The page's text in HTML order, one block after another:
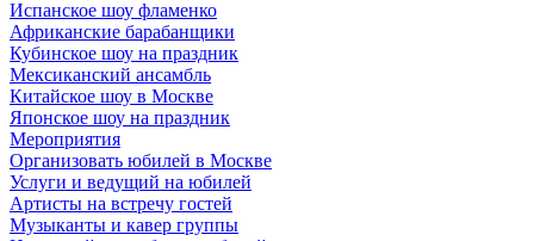
Испанское шоу фламенко
Африканские барабанщики
Кубинское шоу на праздник
Мексиканский ансамбль
Китайское шоу в Москве
Японское шоу на праздник
Мероприятия
Организовать юбилей в Москве
Услуги и ведущий на юбилей
Артисты на встречу гостей
Музыканты и кавер группы